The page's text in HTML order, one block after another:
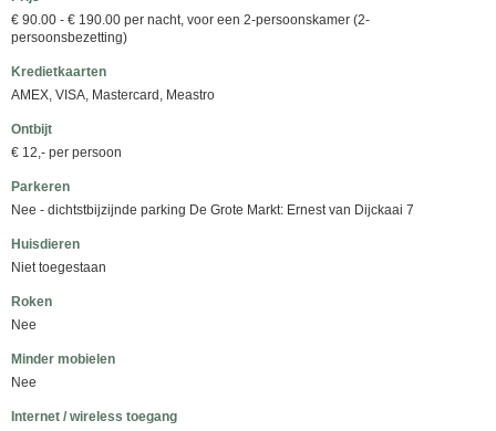
€ 90.00 - € 190.00 per nacht, voor een 2-persoonskamer (2-
persoonsbezetting)
Kredietkaarten
AMEX, VISA, Mastercard, Meastro
Ontbijt
€ 12,- per persoon
Parkeren
Nee - dichtstbijzijnde parking De Grote Markt: Ernest van Dijckaai 7
Huisdieren
Niet toegestaan
Roken
Nee
Minder mobielen
Nee
Internet / wireless toegang